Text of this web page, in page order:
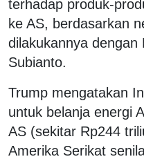
terhadap produk-
ke AS, berdasarkan
dilakukannya dengan
Subianto.
Trump mengatakan
untuk belanja energi
AS (sekitar Rp244
Amerika Serikat